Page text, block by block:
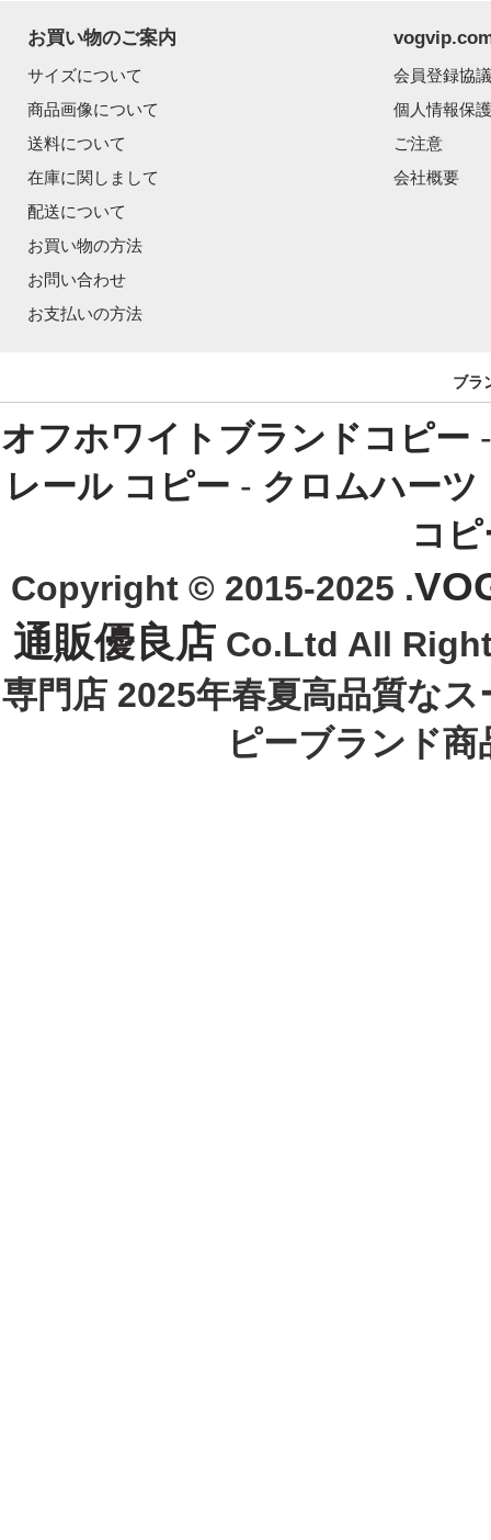
お買い物のご案内
サイズについて
商品画像について
送料について
在庫に関しまして
配送について
お買い物の方法
お問い合わせ
お支払いの方法
会員登録協
個人情報保
ご注意
会社概要
ブラ
オフホワイトブランドコピー
レール コピー - クロムハーツ
コ
Copyright © 2015-2025 .
通販優良店 Co.Ltd All
専門店 2025年春夏高品質な
ピーブランド